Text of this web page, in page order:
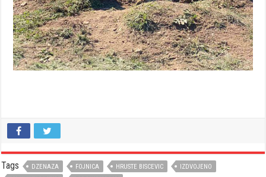
Tags DZENAZA FOJNICA HRUSTE BISCEVIC
IZDVOJENO